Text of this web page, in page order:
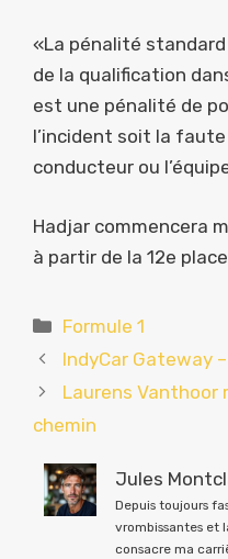
«La pénalité
de la qualification
est une pénalité de
l’incident soit la faute
conducteur ou
Hadjar commencera
à partir de la 12e
Catégories
Formule 1
IndyCar Gateway
Laurens Vanthoor
chemin
Jules
Depuis toujours
vrombissantes et
consacre ma